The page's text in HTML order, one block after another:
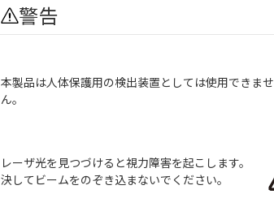
警告
本製品は人体保護用の検出装置としては使用できませ
ん。
レーザ光を見つづけると視力障害を起こします。
決してビームをのぞき込まないでください。